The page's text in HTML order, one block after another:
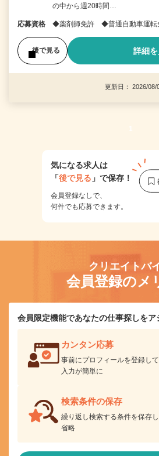
の中から週20時間…
応募資格 ◆薬剤師免許 ◆普通自動車運転
後で見る 詳細
更新日： 2026/
1
気になる求人は
「後で見る 」で保存！
会員登録なしで、
何件でも応募できます。
クリエイトバ
会員登録のメ
会員限定機能であなたの仕事探しをア
カンタン応募
事前にプロフィールを登録し
入力が簡単に
検索条件の保存
繰り返し検索する条件を保存
省略